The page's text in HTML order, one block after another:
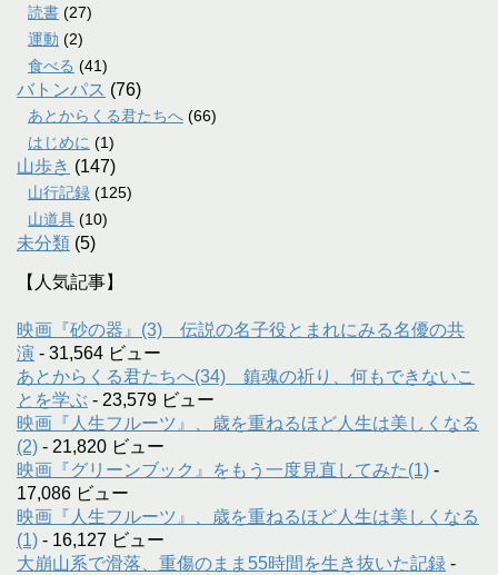
読書 (27)
運動 (2)
食べる (41)
バトンパス (76)
あとからくる君たちへ (66)
はじめに (1)
山歩き (147)
山行記録 (125)
山道具 (10)
未分類 (5)
【人気記事】
映画『砂の器』(3) 伝説の名子役とまれにみる名優の共
演 - 31,564 ビュー
あとからくる君たちへ(34) 鎮魂の祈り、何もできないこ
とを学ぶ - 23,579 ビュー
映画『人生フルーツ』、歳を重ねるほど人生は美しくなる
(2) - 21,820 ビュー
映画『グリーンブック』をもう一度見直してみた(1) -
17,086 ビュー
映画『人生フルーツ』、歳を重ねるほど人生は美しくなる
(1) - 16,127 ビュー
大崩山系で滑落、重傷のまま55時間を生き抜いた記録 -